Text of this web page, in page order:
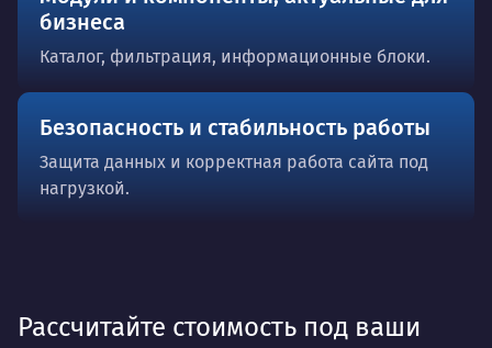
бизнеса
Каталог, фильтрация, информационные блоки.
Безопасность и стабильность работы
Защита данных и корректная работа сайта под
нагрузкой.
Рассчитайте стоимость под ваши